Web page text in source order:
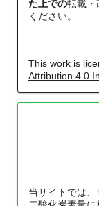
た上での転載・
ください。
This work is
Attribution 4.0
当サイトでは